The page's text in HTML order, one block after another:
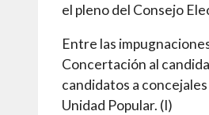
el pleno del Consejo
Entre las
Concertación al
candidatos a
Unidad Popular. (I)